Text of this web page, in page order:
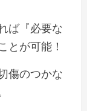
ば『必要な
とが可能！
傷のつかな